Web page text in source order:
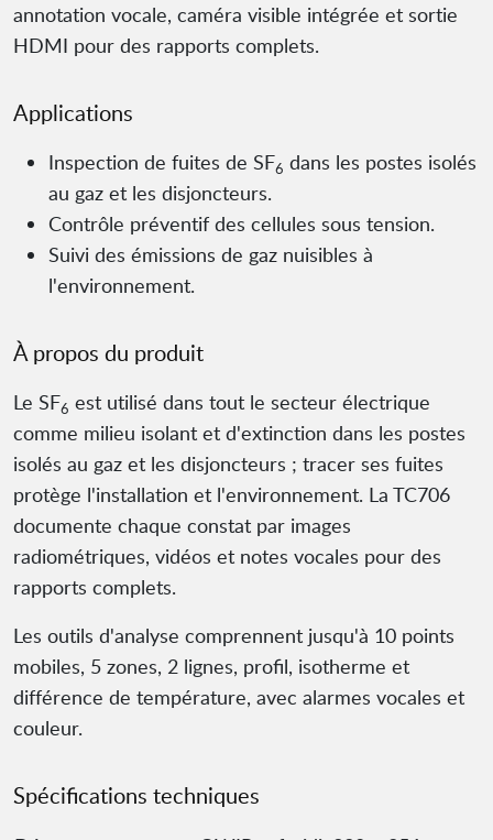
annotation vocale, caméra visible intégrée et sortie
HDMI pour des rapports complets.
Applications
Inspection de fuites de SF6 dans les postes isolés
au gaz et les disjoncteurs.
Contrôle préventif des cellules sous tension.
Suivi des émissions de gaz nuisibles à
l'environnement.
À propos du produit
Le SF6 est utilisé dans tout le secteur électrique
comme milieu isolant et d'extinction dans les postes
isolés au gaz et les disjoncteurs ; tracer ses fuites
protège l'installation et l'environnement. La TC706
documente chaque constat par images
radiométriques, vidéos et notes vocales pour des
rapports complets.
Les outils d'analyse comprennent jusqu'à 10 points
mobiles, 5 zones, 2 lignes, profil, isotherme et
différence de température, avec alarmes vocales et
couleur.
Spécifications techniques